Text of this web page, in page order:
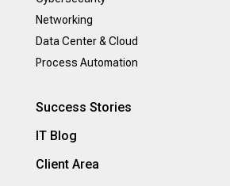
Networking
Data Center & Cloud
Process Automation
Success Stories
IT Blog
Client Area